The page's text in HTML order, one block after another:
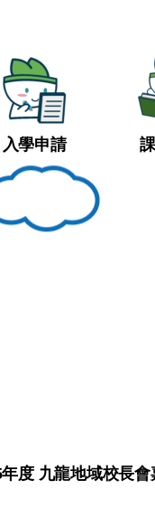
入學申請
度 九龍地域校長會